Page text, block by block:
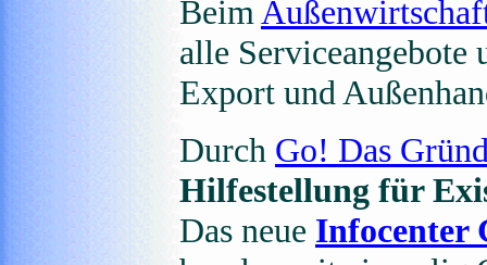
Beim
alle Serviceangebote
Export und
Durch Go! Das
Hilfestellung für
Das neue Infocenter